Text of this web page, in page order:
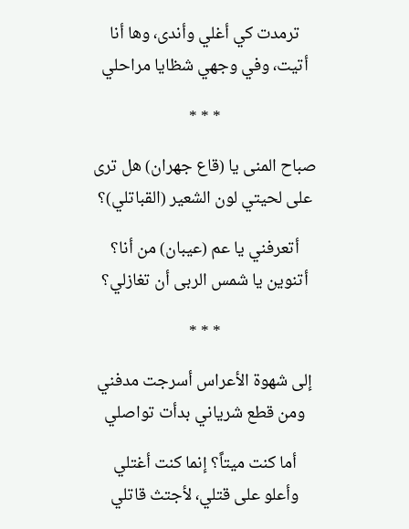
ترمدت كي أغلي وأندى، وها أنا
أتيت، وفي وجهي شظايا مراحلي
* * *
صباح المنى يا (قاع جهران) هل ترى
على لحيتي لون الشعير (القباتلي)؟
أتعرفني يا عم (عيبان) من أنا؟
أتنوين يا شمس الربى أن تغازلي؟
* * *
إلى شهوة الأعراس أسرجت مدفني
ومن قطع شرياني بدأت تواصلي
أما كنت ميتاً؟ إنما كنت أغتلي
وأعلو على قتلي، لأجتث قاتلي